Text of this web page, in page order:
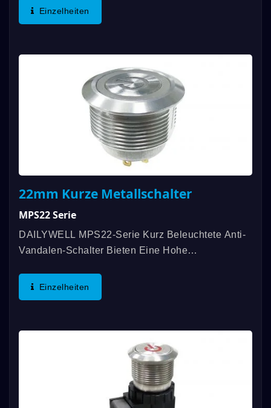
3A/28VDC Bietet. Weitere Merkmale Sind Eine
Bewertung Von IP67, SPDT- Oder...
Einzelheiten
22mm Kurze Metallschalter
MPS22 Serie
DAILYWELL MPS22-Serie Kurz Beleuchtete Anti-
Vandalen-Schalter Bieten Eine Hohe
Bis Zu 1.000.000 Zyklen Und Elektrische
Lebensdauer Von Bis Zu 200.000 Zyklen....
Einzelheiten